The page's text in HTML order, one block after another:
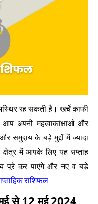
रह सकती है। खर्चे काफी
अपनी महत्वाकांक्षाओं और
समुदाय के बड़े मुद्दों में ज्यादा
में आपके लिए यह सप्ताह
पूरे कर पाएंगे और नए व बड़े
राशिफल
मई से 12 मई 2024